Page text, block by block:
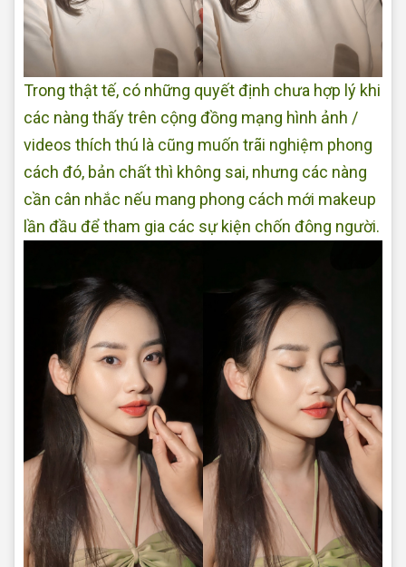
Trong thật tế, có những quyết định chưa hợp lý khi
các nàng thấy trên cộng đồng mạng hình ảnh /
videos thích thú là cũng muốn trãi nghiệm phong
cách đó, bản chất thì không sai, nhưng các nàng
cần cân nhắc nếu mang phong cách mới makeup
lần đầu để tham gia các sự kiện chốn đông người.